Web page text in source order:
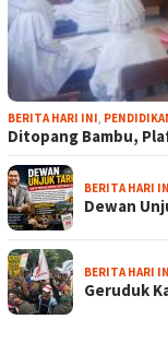
BERITA HARI INI,
Ditopang Bambu,
BERITA HARI
Dewan
BERITA HARI
Geruduk